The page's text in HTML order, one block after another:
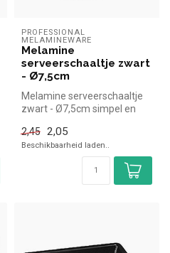
PROFESSIONAL
MELAMINEWARE
Melamine
serveerschaaltje zwart
- Ø7,5cm
Melamine serveerschaaltje
zwart - Ø7,5cm simpel en
horeca....
2,45 2,05
Beschikbaarheid laden..